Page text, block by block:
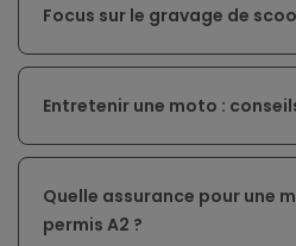
Focus sur le gravage de
Entretenir une moto :
Quelle assurance pour une
permis A2 ?